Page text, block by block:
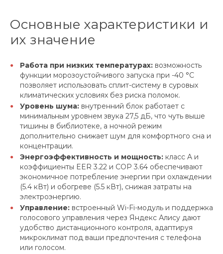
Основные характеристики и
их значение
Работа при низких температурах: возможность
функции морозоустойчивого запуска при -40 °C
позволяет использовать сплит-систему в суровых
климатических условиях без риска поломок.
Уровень шума: внутренний блок работает с
минимальным уровнем звука 27,5 дБ, что чуть выше
тишины в библиотеке, а ночной режим
дополнительно снижает шум для комфортного сна и
концентрации.
Энергоэффективность и мощность: класс A и
коэффициенты EER 3.22 и COP 3.64 обеспечивают
экономичное потребление энергии при охлаждении
(5.4 кВт) и обогреве (5.5 кВт), снижая затраты на
электроэнергию.
Управление: встроенный Wi-Fi-модуль и поддержка
голосового управления через Яндекс Алису дают
удобство дистанционного контроля, адаптируя
микроклимат под ваши предпочтения с телефона
или голосом.